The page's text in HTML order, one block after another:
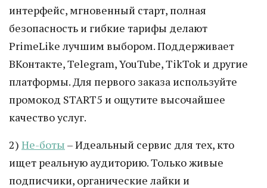
интерфейс, мгновенный старт, полная
безопасность и гибкие тарифы делают
PrimeLike лучшим выбором. Поддерживает
ВКонтакте, Telegram, YouTube, TikTok и другие
платформы. Для первого заказа используйте
промокод START5 и ощутите высочайшее
качество услуг.
2) Не-боты – Идеальный сервис для тех, кто
ищет реальную аудиторию. Только живые
подписчики, органические лайки и